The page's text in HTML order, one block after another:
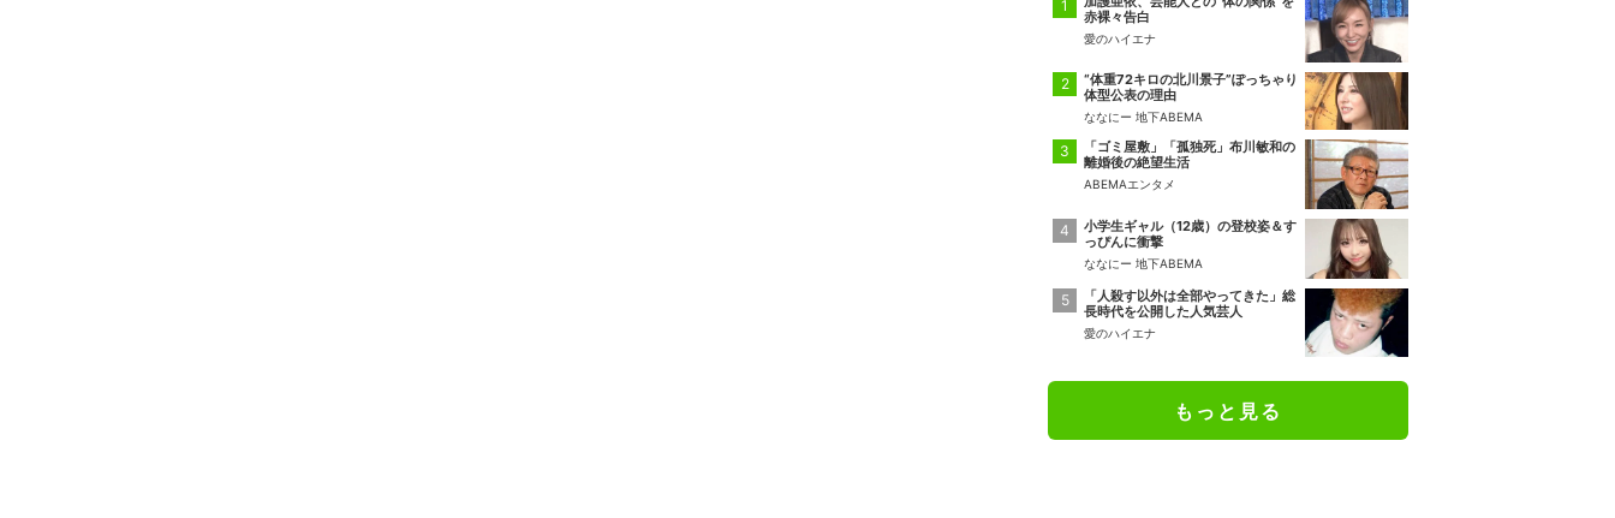
赤裸々告白
愛のハイエナ
“体重72キロの北川景子”ぽっちゃり
体型公表の理由
ななにー 地下ABEMA
「ゴミ屋敷」「孤独死」布川敏和の
離婚後の絶望生活
ABEMAエンタメ
小学生ギャル（12歳）の登校姿＆す
っぴんに衝撃
ななにー 地下ABEMA
「人殺す以外は全部やってきた」総
長時代を公開した人気芸人
愛のハイエナ
もっと見る